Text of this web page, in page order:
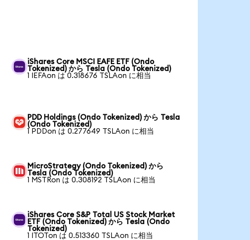
iShares Core MSCI EAFE ETF (Ondo
Tokenized) から Tesla (Ondo Tokenized)
1 IEFAon は 0.318676 TSLAon に相当
PDD Holdings (Ondo Tokenized) から Tesla
(Ondo Tokenized)
1 PDDon は 0.277649 TSLAon に相当
MicroStrategy (Ondo Tokenized) から
Tesla (Ondo Tokenized)
1 MSTRon は 0.308192 TSLAon に相当
iShares Core S&P Total US Stock Market
ETF (Ondo Tokenized) から Tesla (Ondo
Tokenized)
1 ITOTon は 0.513360 TSLAon に相当